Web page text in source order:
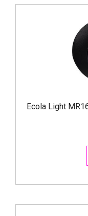
Ecola Light